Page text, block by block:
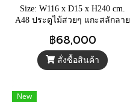
Size: W116 x D15 x H240 cm.
A48 ประตูไม้สวยๆ แกะสลักลาย
เหลืองใหญ่ ประตูไม้สีเก่าดั้งเดิม
พร้อมหน้าต่างชองแสงกระจกสี
เขียววินเทจ
฿68,000
สั่งซื้อสินค้า
New